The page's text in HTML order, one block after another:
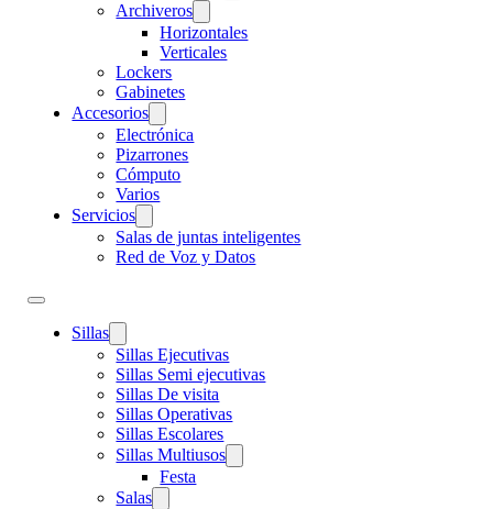
Archiveros
Horizontales
Verticales
Lockers
Gabinetes
Accesorios
Electrónica
Pizarrones
Cómputo
Varios
Servicios
Salas de juntas inteligentes
Red de Voz y Datos
Sillas
Sillas Ejecutivas
Sillas Semi ejecutivas
Sillas De visita
Sillas Operativas
Sillas Escolares
Sillas Multiusos
Festa
Salas